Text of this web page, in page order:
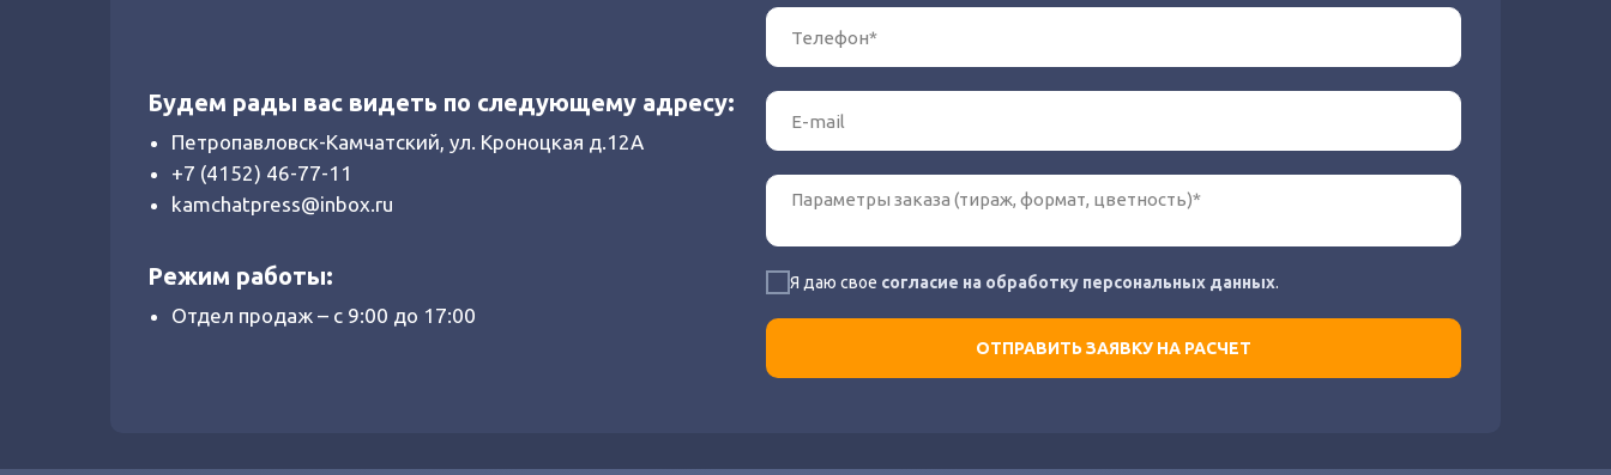
Я даю свое согласие на обработку персональных данных.
ОТПРАВИТЬ ЗАЯВКУ НА РАСЧЕТ
Петропавловск-Камчатский, ул. Кроноцкая д.12А
+7 (4152) 46-77-11
kamchatpress@inbox.ru
Будем рады вас видеть по следующему адресу:
Отдел продаж – с 9:00 до 17:00
Режим работы: